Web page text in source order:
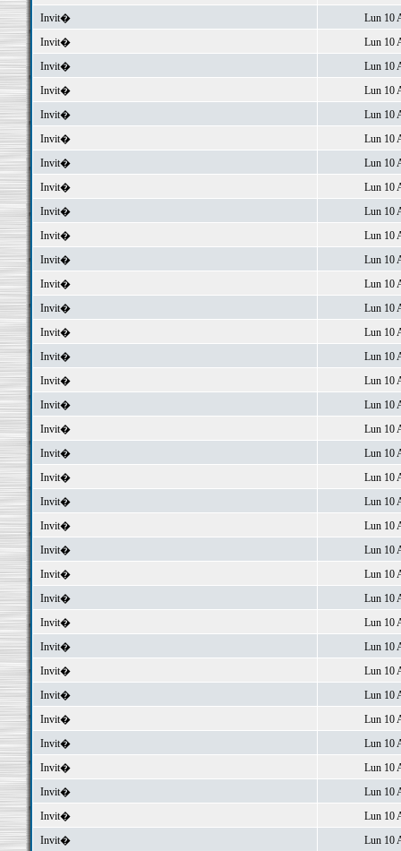
Invit�
Lun 10
Invit�
Lun 10
Invit�
Lun 10
Invit�
Lun 10
Invit�
Lun 10
Invit�
Lun 10
Invit�
Lun 10
Invit�
Lun 10
Invit�
Lun 10
Invit�
Lun 10
Invit�
Lun 10
Invit�
Lun 10
Invit�
Lun 10
Invit�
Lun 10
Invit�
Lun 10
Invit�
Lun 10
Invit�
Lun 10
Invit�
Lun 10
Invit�
Lun 10
Invit�
Lun 10
Invit�
Lun 10
Invit�
Lun 10
Invit�
Lun 10
Invit�
Lun 10
Invit�
Lun 10
Invit�
Lun 10
Invit�
Lun 10
Invit�
Lun 10
Invit�
Lun 10
Invit�
Lun 10
Invit�
Lun 10
Invit�
Lun 10
Invit�
Lun 10
Invit�
Lun 10
Invit�
Lun 10